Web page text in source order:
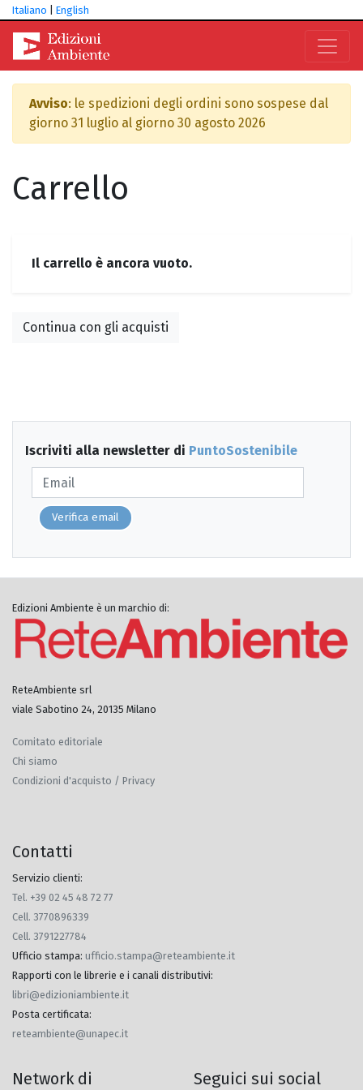
Italiano English
Avviso: le spedizioni degli ordini sono sospese dal
giorno 31 luglio al giorno 30 agosto 2026
Carrello
Il carrello è ancora vuoto.
Continua con gli acquisti
Iscriviti alla newsletter di PuntoSostenibile
Verifica email
Edizioni Ambiente è un marchio di:
ReteAmbiente srl
viale Sabotino 24, 20135 Milano
Comitato editoriale
Chi siamo
Condizioni d'acquisto / Privacy
Contatti
Servizio clienti:
Tel. +39 02 45 48 72 77
Cell. 3770896339
Cell. 3791227784
Ufficio stampa: ufficio.stampa@reteambiente.it
Rapporti con le librerie e i canali distributivi:
libri@edizioniambiente.it
Posta certificata:
reteambiente@unapec.it
Network di
Seguici sui social